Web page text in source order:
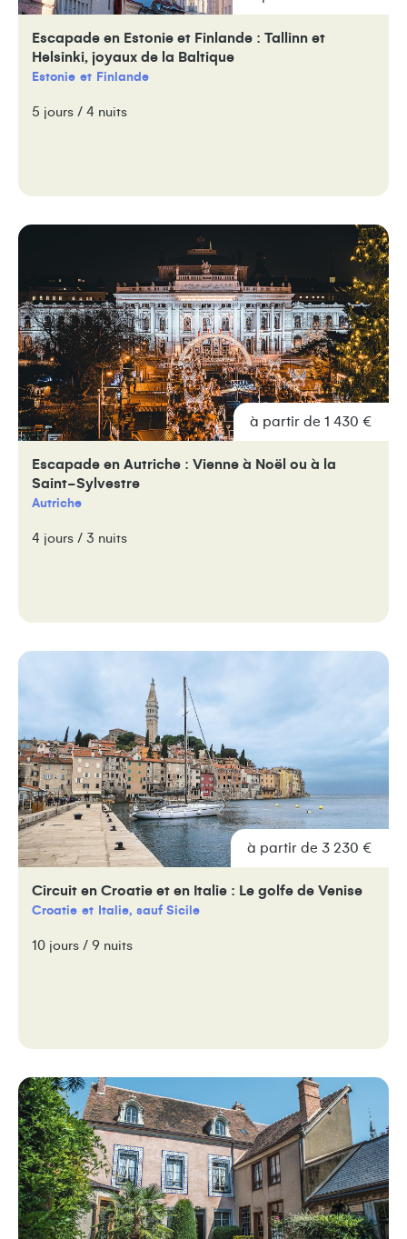
Escapade en Estonie et Finlande : Tallinn et
Helsinki, joyaux de la Baltique
Estonie Finlande
5 jours / 4 nuits
à partir de 1 430 €
Escapade en Autriche : Vienne à Noël ou à la
Saint-Sylvestre
Autriche
4 jours / 3 nuits
à partir de 3 230 €
Circuit en Croatie et en Italie : Le golfe de Venise
Croatie Italie, sauf Sicile
10 jours / 9 nuits